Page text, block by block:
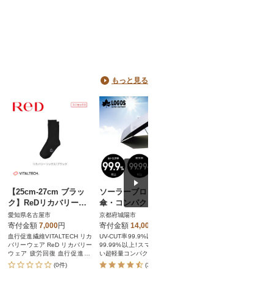
もっと見る
【25cm-27cm ブラッ
ク】ReDリカバリーソ
ックス靴下 血行促進 バ
イタルテック 健康増進
機器
愛知県名古屋市
寄付金額 7,000円
血行促進繊維VITALTECH リカ
バリーウェア ReD リカバリー
ウェア 疲労回復 血行促進 一
般医療機器 バイタルテック
(0件)
ソーラーブロック日
傘・コンパクト(晴雨兼
用)通勤、通学でも使え
るアウトドア日傘! 81
336745
京都府城陽市
寄付金額 14,000
UV-CUT率99.9%以上、遮光率
99.99%以上!スマホよりも軽
い超軽量コンパクトタイプ。
(3件)